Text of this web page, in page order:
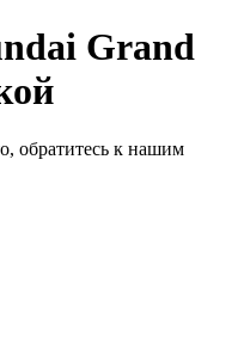
Grand
обратитесь к нашим